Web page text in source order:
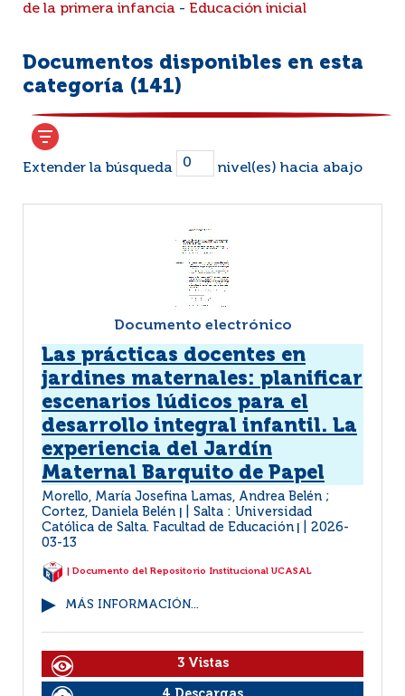
de la primera infancia - Educación inicial
Documentos disponibles en esta
categoría (141)
Extender la búsqueda nivel(es) hacia abajo
Documento electrónico
Las prácticas docentes en
jardines maternales: planificar
escenarios lúdicos para el
desarrollo integral infantil. La
experiencia del Jardín
Maternal Barquito de Papel
Morello, María Josefina Lamas, Andrea Belén ;
Cortez, Daniela Belén
Salta : Universidad
Católica de Salta. Facultad de Educación
2026-
03-13
| Documento del Repositorio Institucional UCASAL
MÁS INFORMACIÓN...
3 Vistas